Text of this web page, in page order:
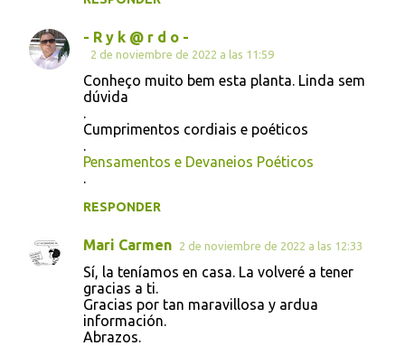
- R y k @ r d o -
2 de noviembre de 2022 a las 11:59
Conheço muito bem esta planta. Linda sem
dúvida
Cumprimentos cordiais e poéticos
Pensamentos e Devaneios Poéticos
RESPONDER
Mari Carmen 2 de noviembre de 2022 a las 12:33
Sí, la teníamos en casa. La volveré a tener
gracias a ti.
Gracias por tan maravillosa y ardua
información.
Abrazos.